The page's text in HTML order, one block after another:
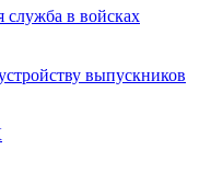
служба в войсках
выпускников